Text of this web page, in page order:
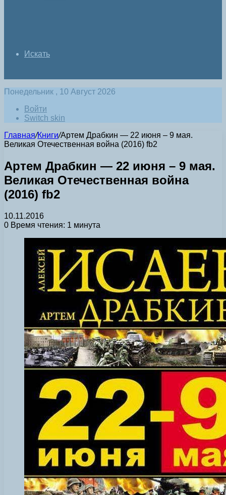
Искать
Понедельник , 10 Август 2026
Войти
Switch skin
Главная/Книги/Артем Драбкин — 22 июня – 9 мая.
Великая Отечественная война (2016) fb2
Артем Драбкин — 22 июня – 9 мая.
Великая Отечественная война
(2016) fb2
10.11.2016
0 Время чтения: 1 минута